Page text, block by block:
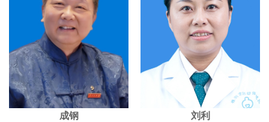
成钢 刘利